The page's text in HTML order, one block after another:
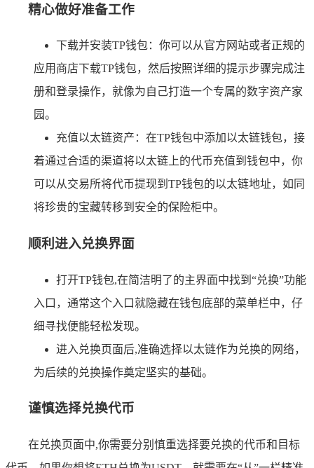
精心做好准备工作
下载并安装TP钱包：你可以从官方网站或者正规的
应用商店下载TP钱包，然后按照详细的提示步骤完成注
册和登录操作，就像为自己打造一个专属的数字资产家
园。
充值以太链资产：在TP钱包中添加以太链钱包，接
着通过合适的渠道将以太链上的代币充值到钱包中，你
可以从交易所将代币提现到TP钱包的以太链地址，如同
将珍贵的宝藏转移到安全的保险柜中。
顺利进入兑换界面
打开TP钱包,在简洁明了的主界面中找到“兑换”功能
入口，通常这个入口就隐藏在钱包底部的菜单栏中，仔
细寻找便能轻松发现。
进入兑换页面后,准确选择以太链作为兑换的网络，
为后续的兑换操作奠定坚实的基础。
谨慎选择兑换代币
在兑换页面中,你需要分别慎重选择要兑换的代币和目标